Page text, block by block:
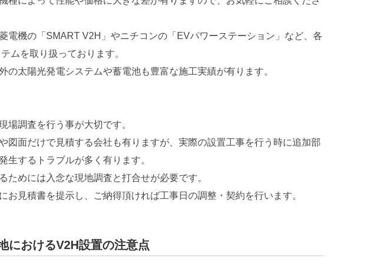
電機の「SMART V2H」やニチコンの「EVパワーステーション」など、各
ムを取り扱っております。
の太陽光発電システムや蓄電池も豊富な施工実績が有ります。
場調査を行う事が大切です。
図面だけで見積する会社も有りますが、実際の設置工事を行う時に追加部
生するトラブルが多く有ります。
ためには入念な現地調査と打合せが必要です。
お見積書を提示し、ご納得頂ければ工事日の調整・契約を行います。
おけるV2H設置の注意点